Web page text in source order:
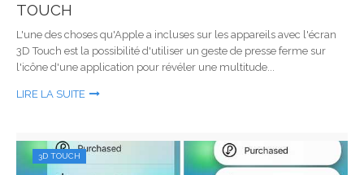
TOUCH
L'une des choses qu'Apple a incluses sur les appareils avec l'écran
3D Touch est la possibilité d'utiliser un geste de presse ferme sur
l'icône d'une application pour révéler une multitude...
LIRE LA SUITE
3D TOUCH